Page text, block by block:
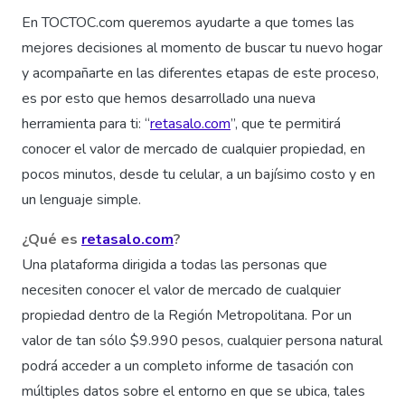
En TOCTOC.com queremos ayudarte a que tomes las
mejores decisiones al momento de buscar tu nuevo hogar
y acompañarte en las diferentes etapas de este proceso,
es por esto que hemos desarrollado una nueva
herramienta para ti: “retasalo.com”, que te permitirá
conocer el valor de mercado de cualquier propiedad, en
pocos minutos, desde tu celular, a un bajísimo costo y en
un lenguaje simple.
¿Qué es retasalo.com?
Una plataforma dirigida a todas las personas que
necesiten conocer el valor de mercado de cualquier
propiedad dentro de la Región Metropolitana. Por un
valor de tan sólo $9.990 pesos, cualquier persona natural
podrá acceder a un completo informe de tasación con
múltiples datos sobre el entorno en que se ubica, tales